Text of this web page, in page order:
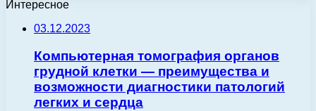
Интересное
03.12.2023
Компьютерная томография органов
грудной клетки — преимущества и
возможности диагностики патологий
легких и сердца